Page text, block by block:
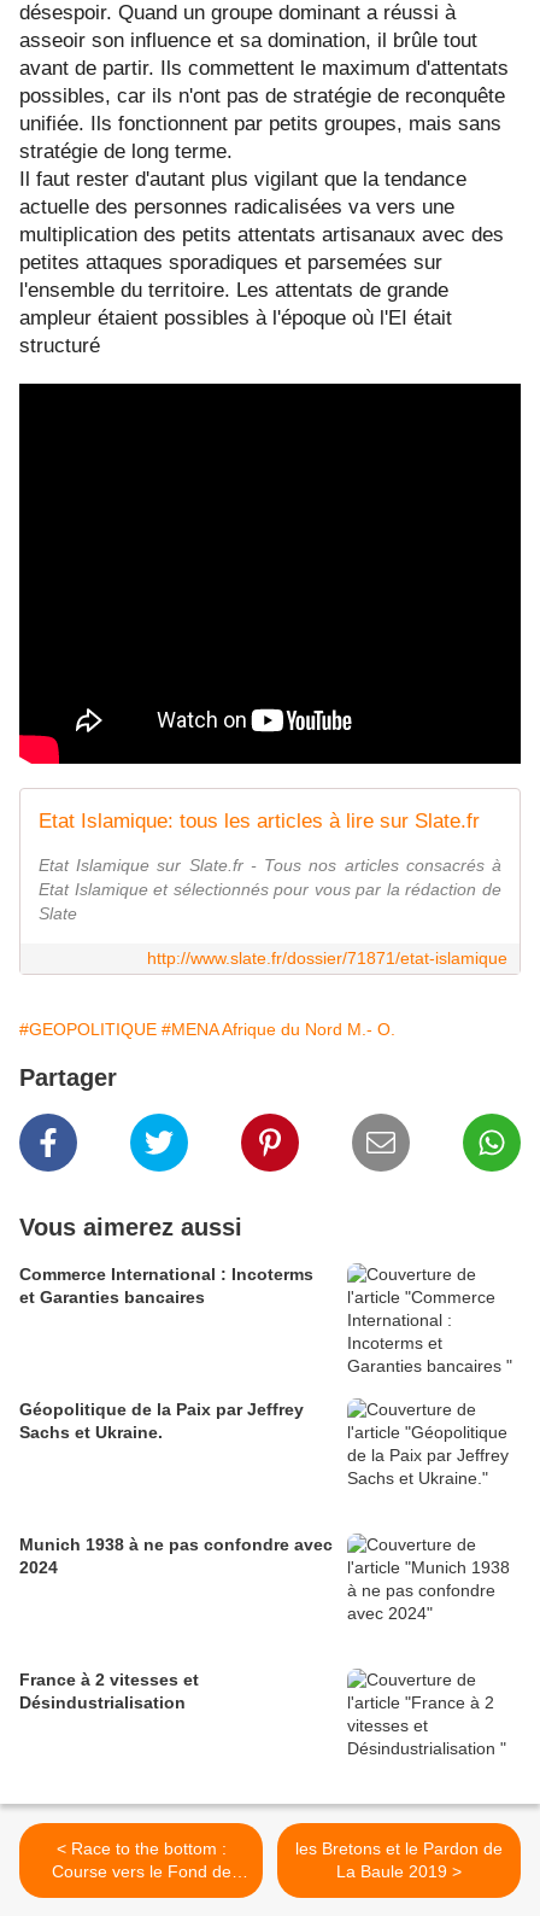
désespoir. Quand un groupe dominant a réussi à
asseoir son influence et sa domination, il brûle tout
avant de partir. Ils commettent le maximum d'attentats
possibles, car ils n'ont pas de stratégie de reconquête
unifiée. Ils fonctionnent par petits groupes, mais sans
stratégie de long terme.
Il faut rester d'autant plus vigilant que la tendance
actuelle des personnes radicalisées va vers une
multiplication des petits attentats artisanaux avec des
petites attaques sporadiques et parsemées sur
l'ensemble du territoire. Les attentats de grande
ampleur étaient possibles à l'époque où l'EI était
structuré
Etat Islamique: tous les articles à lire sur Slate.fr
Etat Islamique sur Slate.fr - Tous nos articles consacrés à
Etat Islamique et sélectionnés pour vous par la rédaction de
Slate
http://www.slate.fr/dossier/71871/etat-islamique
#GEOPOLITIQUE #MENA Afrique du Nord M.- O.
Partager
Vous aimerez aussi
Commerce International : Incoterms
et Garanties bancaires
Géopolitique de la Paix par Jeffrey
Sachs et Ukraine.
Munich 1938 à ne pas confondre avec
2024
France à 2 vitesses et
Désindustrialisation
< Race to the bottom :
Course vers le Fond de
l'Océan et le Titanic
les Bretons et le Pardon de
La Baule 2019 >